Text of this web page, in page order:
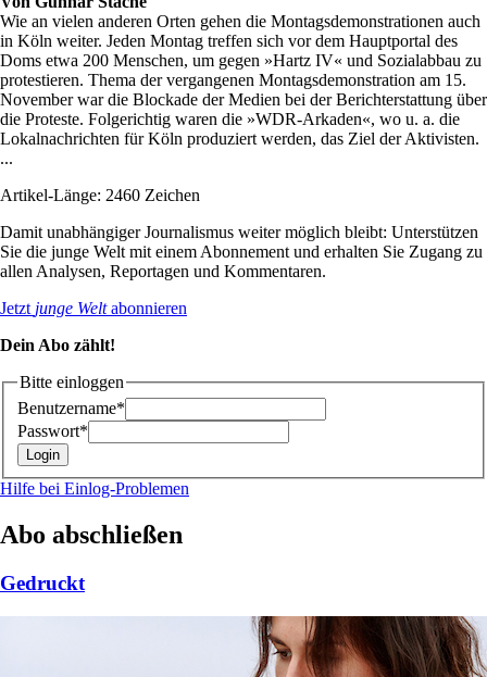
Wie an vielen anderen Orten gehen die Montagsdemonstrationen auch
in Köln weiter. Jeden Montag treffen sich vor dem Hauptportal des
Doms etwa 200 Menschen, um gegen »Hartz IV« und Sozialabbau zu
protestieren. Thema der vergangenen Montagsdemonstration am 15.
November war die Blockade der Medien bei der Berichterstattung über
die Proteste. Folgerichtig waren die »WDR-Arkaden«, wo u. a. die
Lokalnachrichten für Köln produziert werden, das Ziel der Aktivisten.
...
Artikel-Länge: 2460 Zeichen
Damit unabhängiger Journalismus weiter möglich bleibt: Unterstützen
Sie die junge Welt mit einem Abonnement und erhalten Sie Zugang zu
allen Analysen, Reportagen und Kommentaren.
Jetzt junge Weltabonnieren
Dein Abo zählt!
Bitte einloggen
Benutzername*
Passwort*
Hilfe bei Einlog-Problemen
Abo abschließen
Gedruckt